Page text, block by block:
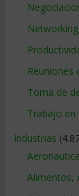
Networking
Reuniones
Toma de
Trabajo en
Industrias
Aeronautica
Alimentos,